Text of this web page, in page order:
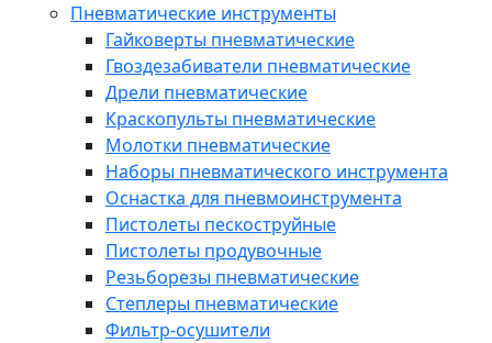
Пневматические инструменты
Гайковерты пневматические
Гвоздезабиватели пневматические
Дрели пневматические
Краскопульты пневматические
Молотки пневматические
Наборы пневматического инструмента
Оснастка для пневмоинструмента
Пистолеты пескоструйные
Пистолеты продувочные
Резьборезы пневматические
Степлеры пневматические
Фильтр-осушители